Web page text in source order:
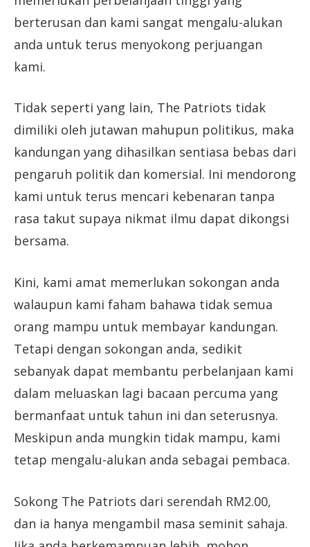
berterusan dan kami sangat mengalu-alukan
anda untuk terus menyokong perjuangan
kami.
Tidak seperti yang lain, The Patriots tidak
dimiliki oleh jutawan mahupun politikus, maka
kandungan yang dihasilkan sentiasa bebas dari
pengaruh politik dan komersial. Ini mendorong
kami untuk terus mencari kebenaran tanpa
rasa takut supaya nikmat ilmu dapat dikongsi
bersama.
Kini, kami amat memerlukan sokongan anda
walaupun kami faham bahawa tidak semua
orang mampu untuk membayar kandungan.
Tetapi dengan sokongan anda, sedikit
sebanyak dapat membantu perbelanjaan kami
dalam meluaskan lagi bacaan percuma yang
bermanfaat untuk tahun ini dan seterusnya.
Meskipun anda mungkin tidak mampu, kami
tetap mengalu-alukan anda sebagai pembaca.
Sokong The Patriots dari serendah RM2.00,
dan ia hanya mengambil masa seminit sahaja.